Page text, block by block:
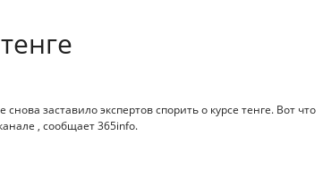
заставило экспертов спорить о курсе тенге. Вот что
, сообщает 365info.